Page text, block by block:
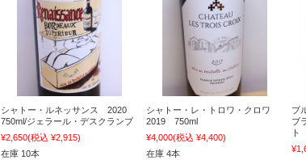
シャトー・ルネッサンス 2020
750ml/ジェラール・デスクランブ
¥2,650(税込 ¥2,915)
在庫 10本
シャトー・レ・トロワ・クロワ
2019 750ml
¥4,000(税込 ¥4,400)
在庫 4本
ブ
ブ
ト